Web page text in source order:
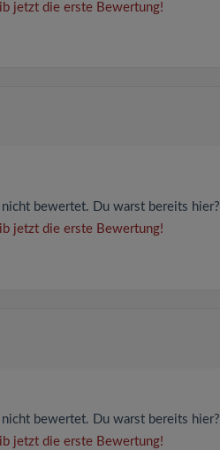
jetzt die erste Bewertung!
nicht bewertet. Du warst bereits hier?
jetzt die erste Bewertung!
nicht bewertet. Du warst bereits hier?
jetzt die erste Bewertung!